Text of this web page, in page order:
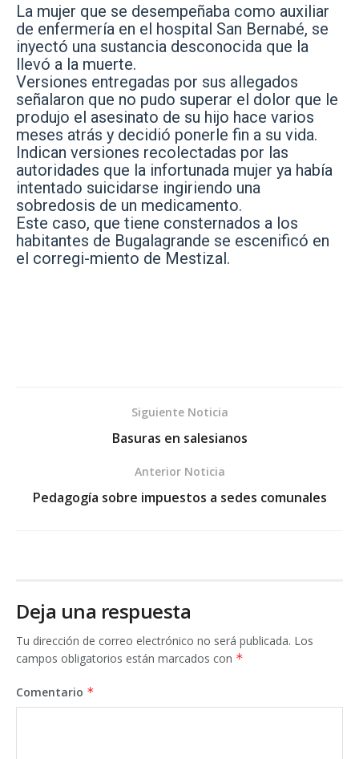
La mujer que se desempeñaba como auxiliar
de enfermería en el hospital San Bernabé, se
inyectó una sustancia desconocida que la
llevó a la muerte.
Versiones entregadas por sus allegados
señalaron que no pudo superar el dolor que le
produjo el asesinato de su hijo hace varios
meses atrás y decidió ponerle fin a su vida.
Indican versiones recolectadas por las
autoridades que la infortunada mujer ya había
intentado suicidarse ingiriendo una
sobredosis de un medicamento.
Este caso, que tiene consternados a los
habitantes de Bugalagrande se escenificó en
el corregi-miento de Mestizal.
Siguiente Noticia
Basuras en salesianos
Anterior Noticia
Pedagogía sobre impuestos a sedes comunales
Deja una respuesta
Tu dirección de correo electrónico no será publicada. Los
campos obligatorios están marcados con *
Comentario *